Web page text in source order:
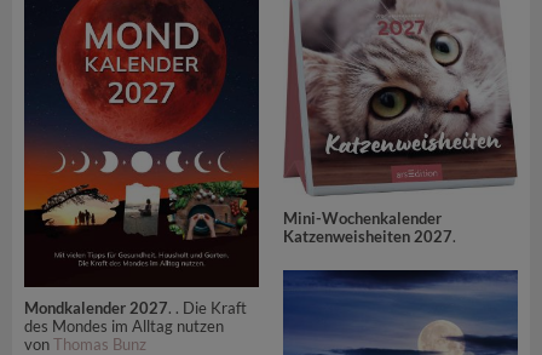
Mondkalender 2027. . Die Kraft
des Mondes im Alltag nutzen
vonThomas Bunz
Mini-Wochenkalender
Katzenweisheiten 2027.